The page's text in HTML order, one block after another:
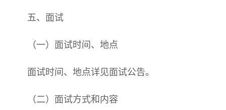
五、面试
（一）面试时间、地点
面试时间、地点详见面试公告。
（二）面试方式和内容